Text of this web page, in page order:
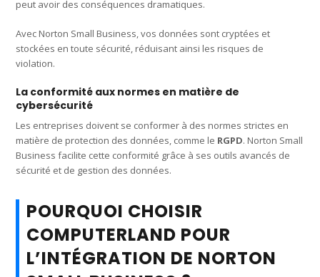
peut avoir des conséquences dramatiques.
Avec Norton Small Business, vos données sont cryptées et
stockées en toute sécurité, réduisant ainsi les risques de
violation.
La conformité aux normes en matière de
cybersécurité
Les entreprises doivent se conformer à des normes strictes en
matière de protection des données, comme le RGPD. Norton Small
Business facilite cette conformité grâce à ses outils avancés de
sécurité et de gestion des données.
POURQUOI CHOISIR
COMPUTERLAND POUR
L’INTÉGRATION DE NORTON